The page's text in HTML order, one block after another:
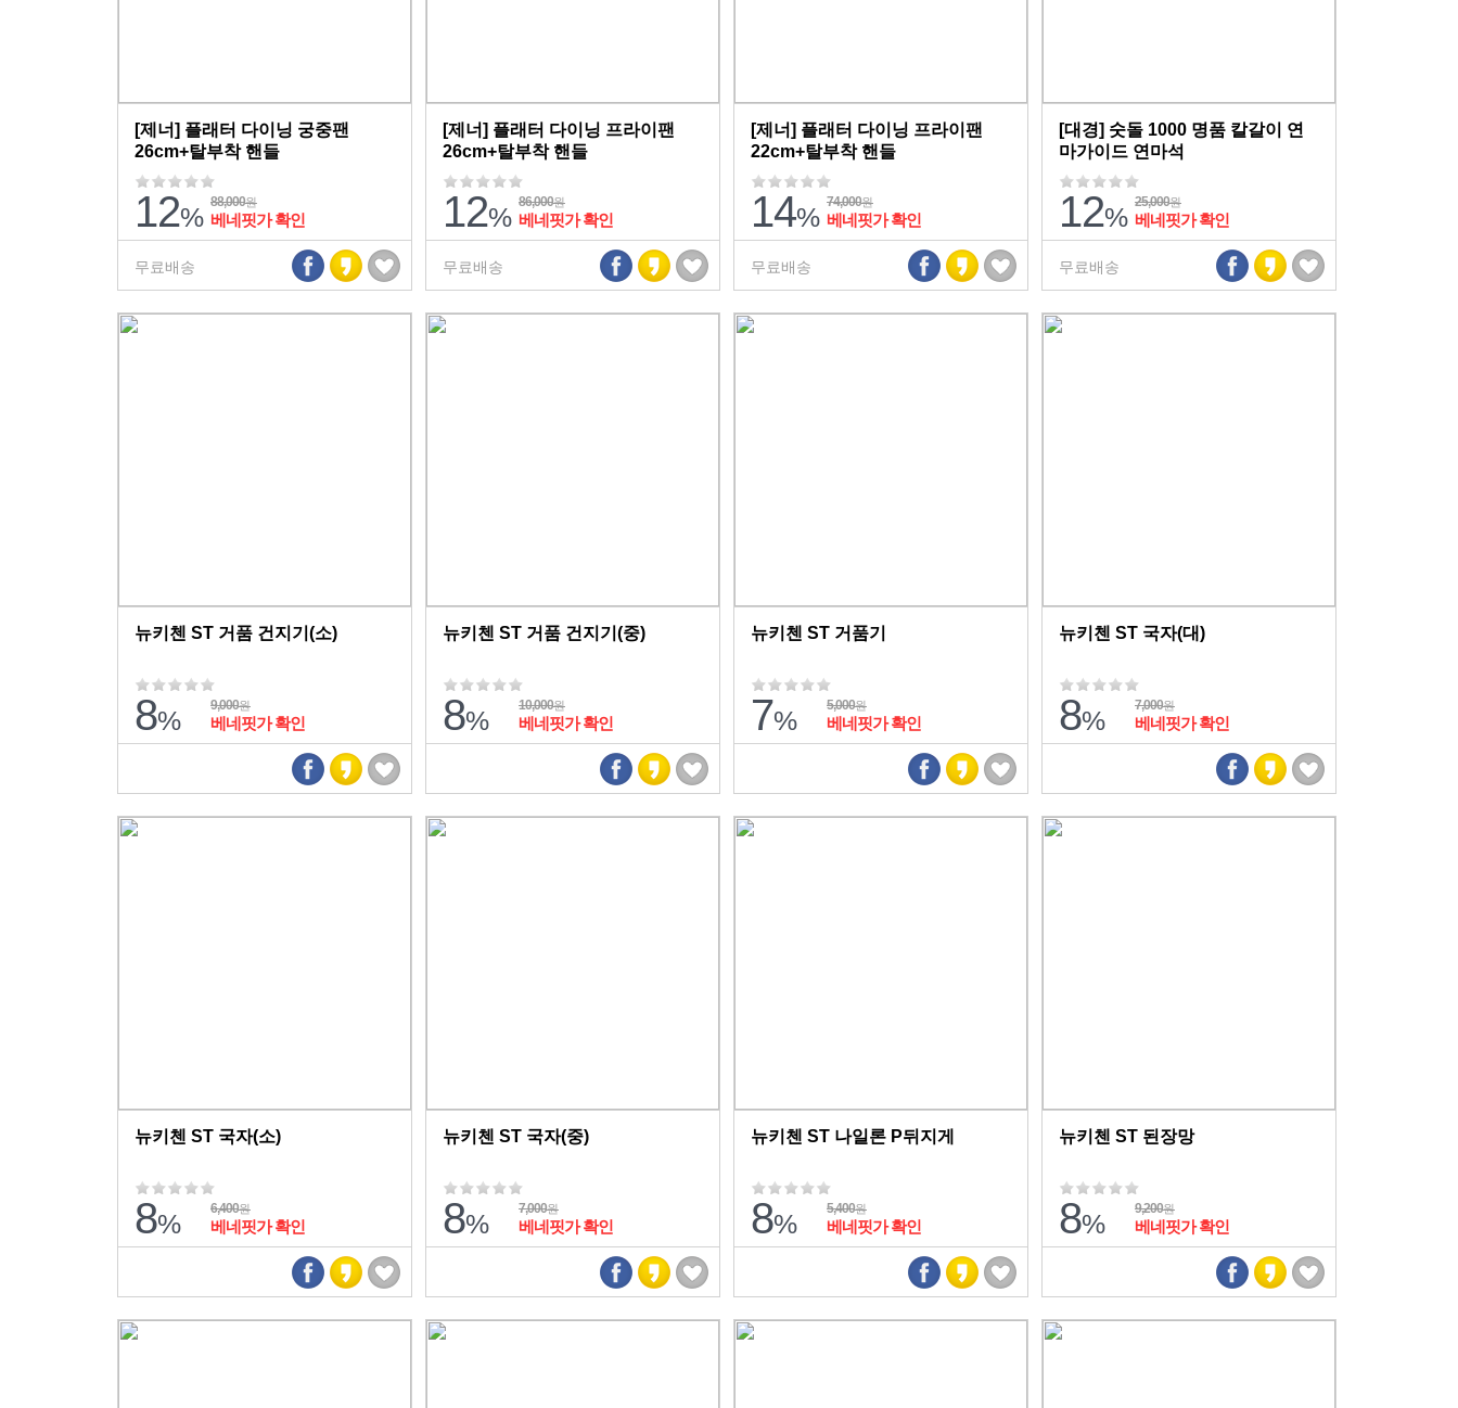
[제너] 플래터 다이닝 궁중팬
26cm+탈부착 핸들
12% 88,000원
베네핏가 확인
무료배송
[제너] 플래터 다이닝 프라이팬
26cm+탈부착 핸들
12% 86,000원
베네핏가 확인
무료배송
[제너] 플래터 다이닝 프라이팬
22cm+탈부착 핸들
14% 74,000원
베네핏가 확인
무료배송
[대경] 숫돌 1000 명품 칼갈이 연
마가이드 연마석
12% 25,000원
베네핏가 확인
무료배송
뉴키첸 ST 거품 건지기(소)
8% 9,000원
베네핏가 확인
뉴키첸 ST 거품 건지기(중)
8% 10,000원
베네핏가 확인
뉴키첸 ST 거품기
7% 5,000원
베네핏가 확인
뉴키첸 ST 국자(대)
8% 7,000원
베네핏가 확인
뉴키첸 ST 국자(소)
8% 6,400원
베네핏가 확인
뉴키첸 ST 국자(중)
8% 7,000원
베네핏가 확인
뉴키첸 ST 나일론 P뒤지게
8% 5,400원
베네핏가 확인
뉴키첸 ST 된장망
8% 9,200원
베네핏가 확인